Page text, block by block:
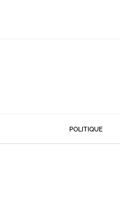
POLITIQUE